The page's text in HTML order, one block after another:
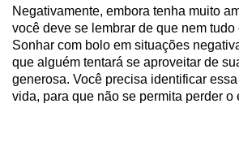
Negativamente, embora tenha muito
você deve se lembrar de que nem tudo
Sonhar com bolo em situações
que alguém tentará se aproveitar de
generosa. Você precisa identificar
vida, para que não se permita perder o